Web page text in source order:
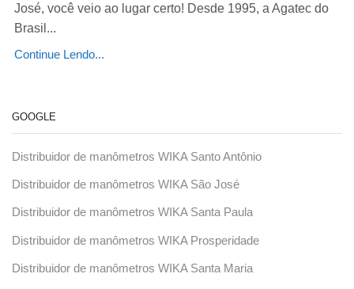
José, você veio ao lugar certo! Desde 1995, a Agatec do
Brasil...
Continue Lendo...
GOOGLE
Distribuidor de manômetros WIKA Santo Antônio
Distribuidor de manômetros WIKA São José
Distribuidor de manômetros WIKA Santa Paula
Distribuidor de manômetros WIKA Prosperidade
Distribuidor de manômetros WIKA Santa Maria